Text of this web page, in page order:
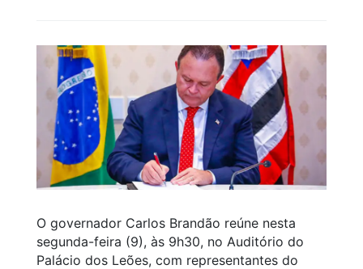
O governador Carlos Brandão reúne nesta
segunda-feira (9), às 9h30, no Auditório do
Palácio dos Leões, com representantes do